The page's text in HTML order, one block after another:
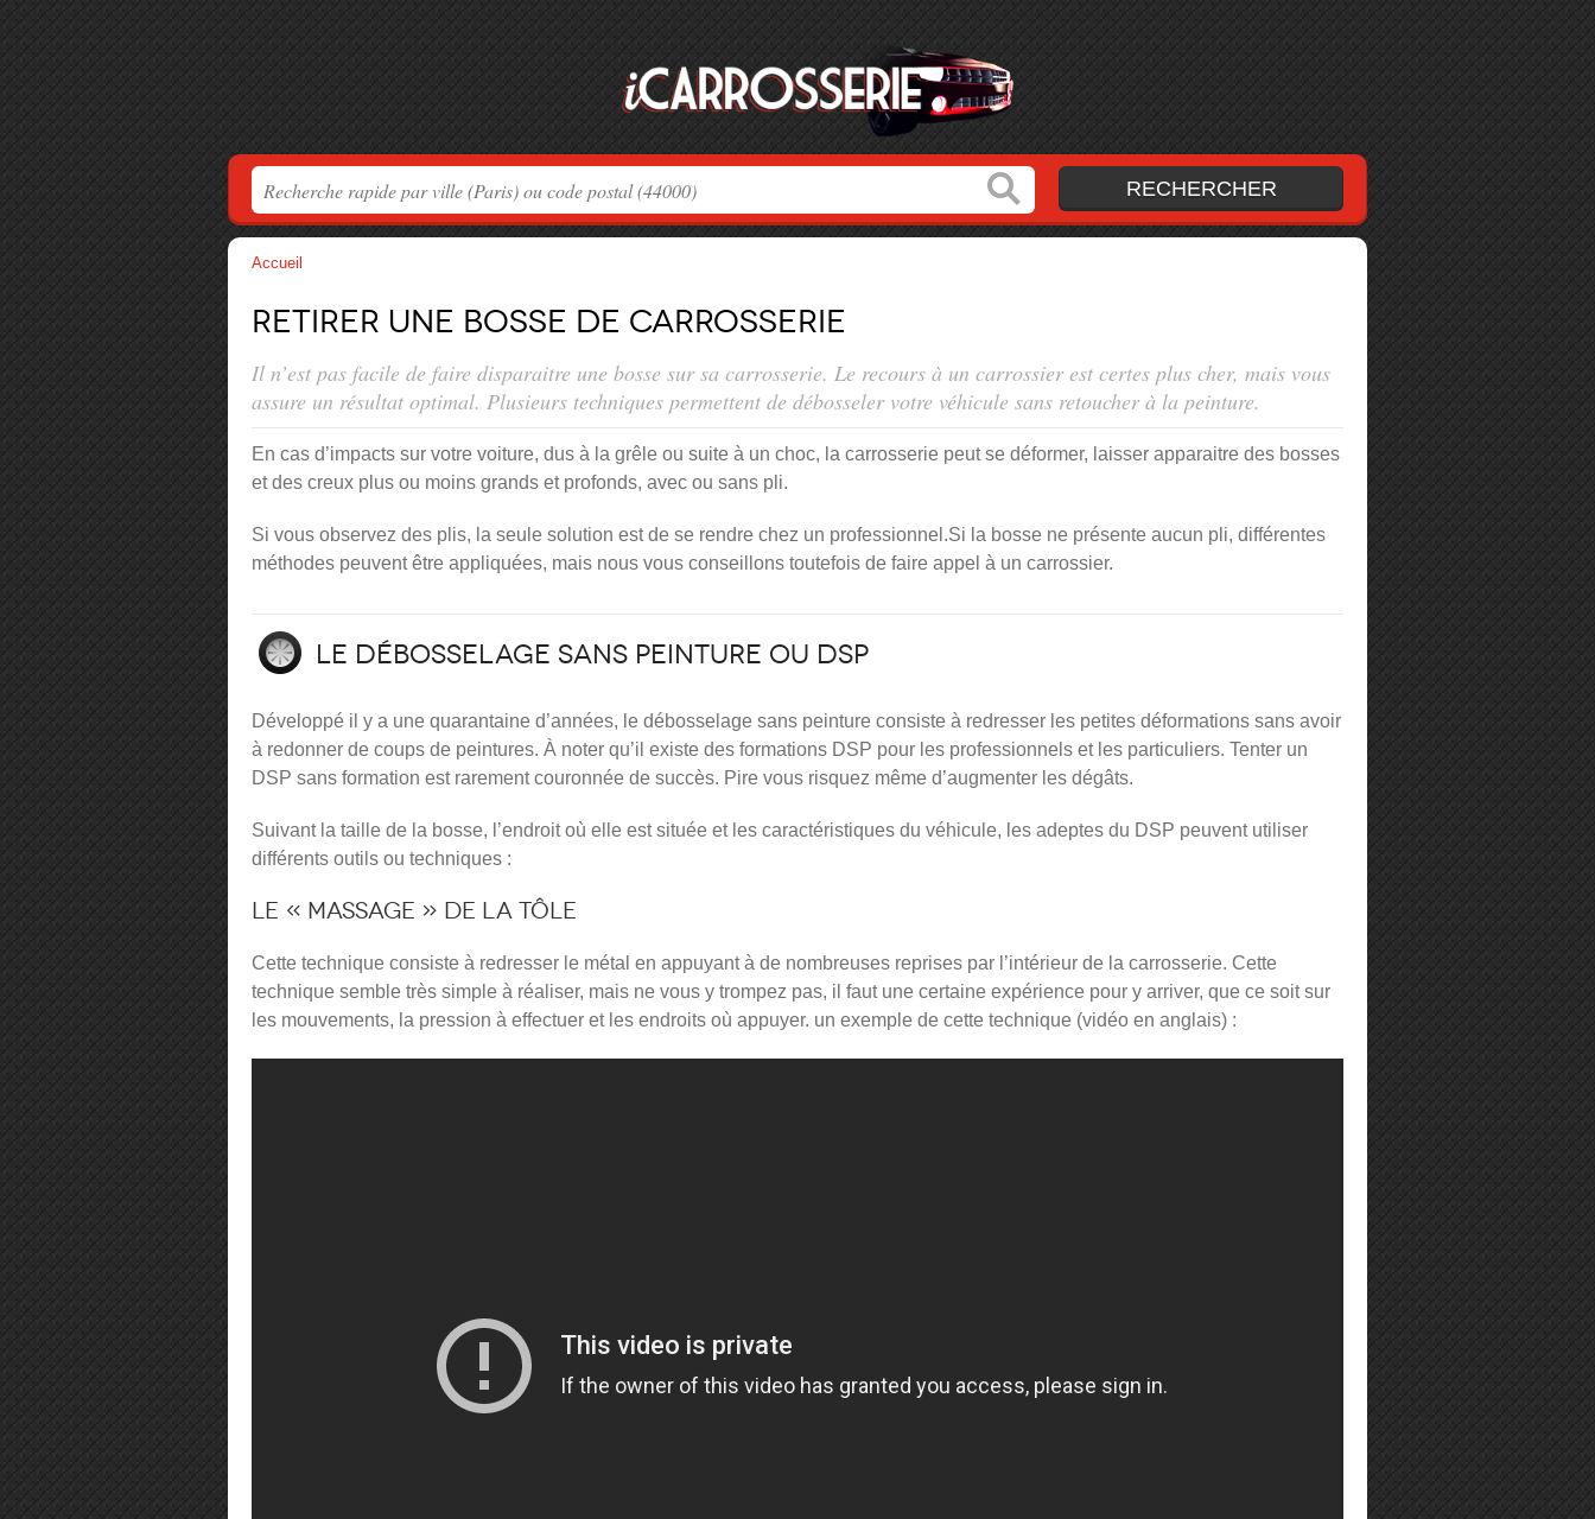
Accueil
Retirer une bosse de carrosserie
Il n’est pas facile de faire disparaitre une bosse sur sa carrosserie. Le recours à un carrossier est certes plus cher, mais vous
assure un résultat optimal. Plusieurs techniques permettent de débosseler votre véhicule sans retoucher à la peinture.
En cas d’impacts sur votre voiture, dus à la grêle ou suite à un choc, la carrosserie peut se déformer, laisser apparaitre des bosses
et des creux plus ou moins grands et profonds, avec ou sans pli.
Si vous observez des plis, la seule solution est de se rendre chez un professionnel.Si la bosse ne présente aucun pli, différentes
méthodes peuvent être appliquées, mais nous vous conseillons toutefois de faire appel à un carrossier.
Le débosselage sans peinture ou DSP
Développé il y a une quarantaine d’années, le débosselage sans peinture consiste à redresser les petites déformations sans avoir
à redonner de coups de peintures. À noter qu’il existe des formations DSP pour les professionnels et les particuliers. Tenter un
DSP sans formation est rarement couronnée de succès. Pire vous risquez même d’augmenter les dégâts.
Suivant la taille de la bosse, l’endroit où elle est située et les caractéristiques du véhicule, les adeptes du DSP peuvent utiliser
différents outils ou techniques :
Le « massage » de la tôle
Cette technique consiste à redresser le métal en appuyant à de nombreuses reprises par l’intérieur de la carrosserie. Cette
technique semble très simple à réaliser, mais ne vous y trompez pas, il faut une certaine expérience pour y arriver, que ce soit sur
les mouvements, la pression à effectuer et les endroits où appuyer. un exemple de cette technique (vidéo en anglais) :